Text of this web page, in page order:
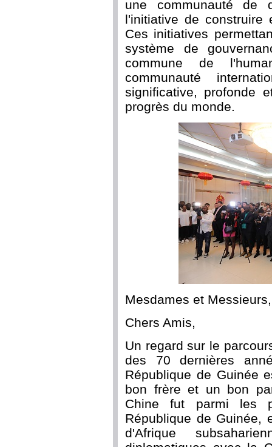
une communauté de
l'initiative de construire
Ces initiatives
système de
commune de
communauté
significative, profonde
progrès du monde.
Mesdames et Messieurs,
Chers Amis,
Un regard sur le
des 70 dernières
République de Guinée
bon frère et un bon
Chine fut parmi les
République de Guinée,
d'Afrique